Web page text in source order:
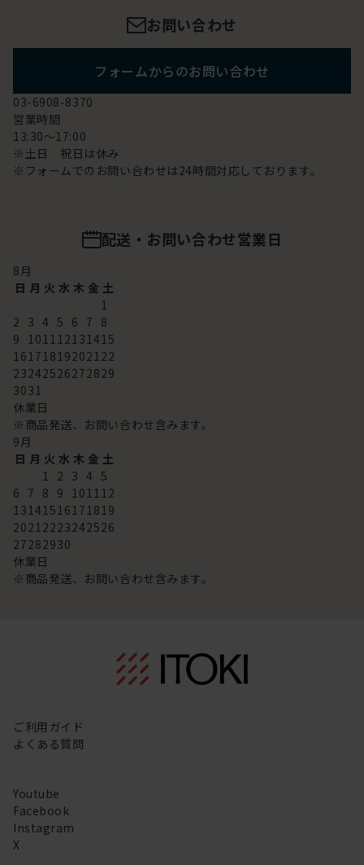
お問い合わせ
フォームからのお問い合わせ
03-6908-8370
営業時間
13:30～17:00
※土日 祝日は休み
※フォームでのお問い合わせは24時間対応しております。
配送・お問い合わせ営業日
8月
日 月 火 水 木 金 土
1
2 3 4 5 6 7 8
9 101112131415
16171819202122
23242526272829
3031
休業日
※商品発送、お問い合わせ含みます。
9月
日 月 火 水 木 金 土
1 2 3 4 5
6 7 8 9 101112
13141516171819
20212223242526
27282930
休業日
※商品発送、お問い合わせ含みます。
ご利用ガイド
よくある質問
Youtube
Facebook
Instagram
X